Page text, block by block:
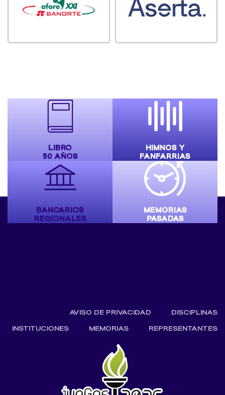
LIBRO
50 AÑOS
HIMNOS Y
FANFARRIAS
BANCARIOS
REGIONALES
MEMORIAS
PASADAS
AVISO DE PRIVACIDAD
DISCIPLINAS
INSTITUCIONES
MEMORIAS REPRESENTANTES